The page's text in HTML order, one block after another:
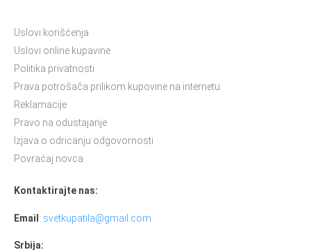
Uslovi korišćenja
Uslovi online kupavine
Politika privatnosti
Prava potrošača prilikom kupovine na internetu
Reklamacije
Pravo na odustajanje
Izjava o odricanju odgovornosti
Povraćaj novca
Kontaktirajte nas:
Email : svetkupatila@gmail.com
Srbija: